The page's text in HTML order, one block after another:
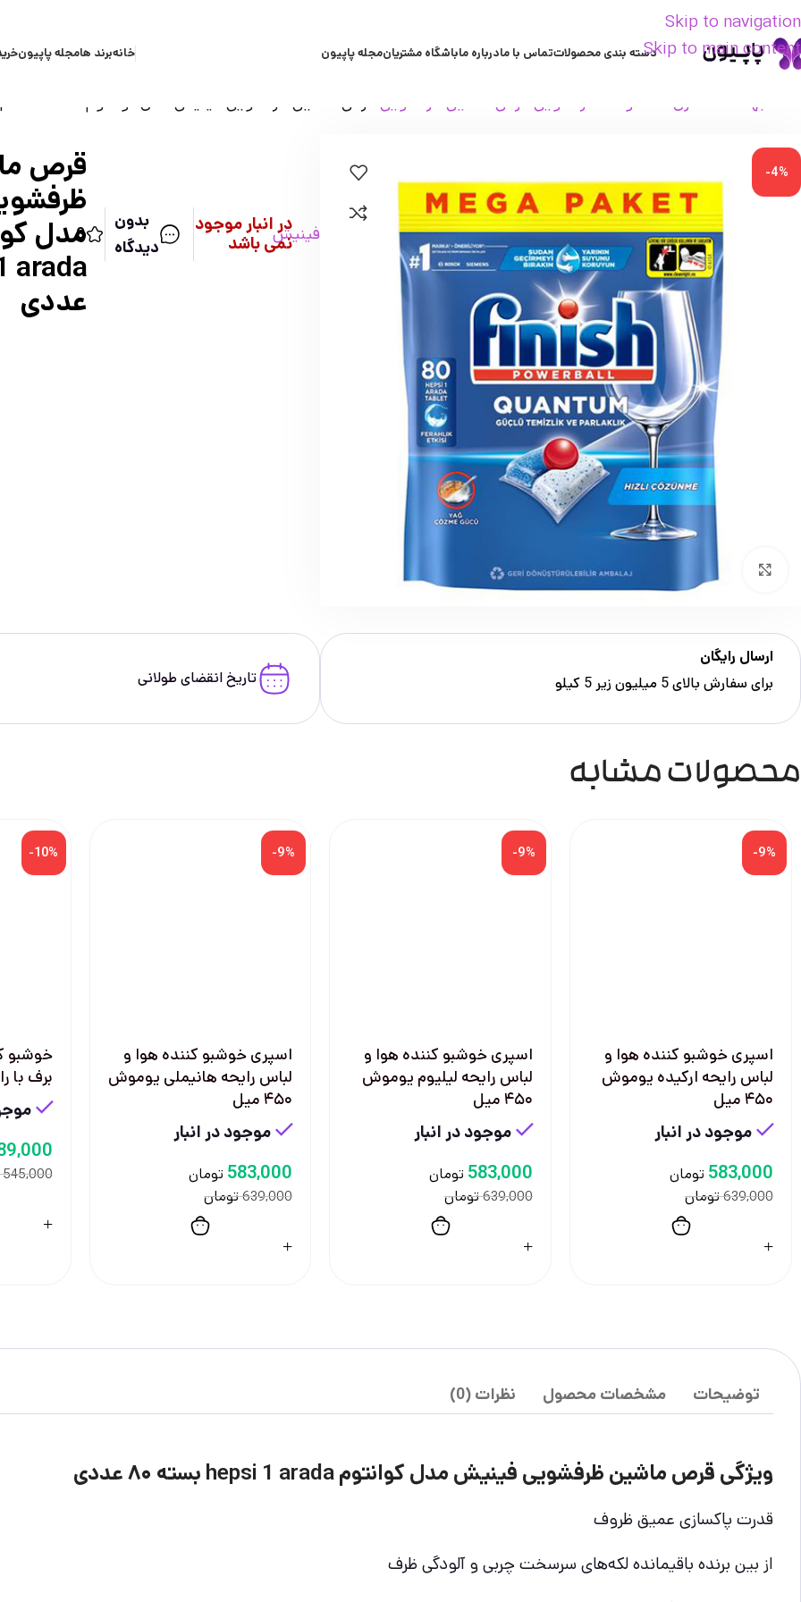
Skip to navigation
Skip to main contentدسته بندی محصولاتتماس با مادرباره ماباشگاه مشتریانمجله پاپیون خانهبرند هامجله پاپیون
بهداشت منزل محصولات ظرفشویی قرص ماشین ظرفشویی قرص ماشین ظرفشویی فینیش مدل کوانتوم hepsi 1 arada بسته ۸۰ عددی
-4%
بزرگنمایی تصویر
فینیشدر انبار موجود
نمی باشد
بدون
دیدگاه
0
قرص
عددی
ارسال رایگان
برای سفارش‌ بالای 5 میلیون زیر 5 کیلو
تاریخ انقضای طولانی
محصولات مشابه
-9%
اسپری خوشبو کننده هوا و
لباس رایحه ارکیده یوموش
۴۵۰ میل
موجود در انبار
639,000تومان
583,000 تومان
-9%
اسپری خوشبو کننده هوا و
لباس رایحه لیلیوم یوموش
۴۵۰ میل
موجود در انبار
639,000تومان
583,000 تومان
-9%
اسپری خوشبو کننده هوا و
لباس رایحه هانیملی یوموش
۴۵۰ میل
موجود در انبار
639,000تومان
583,000 تومان
-10%
خوشبو
برف با
545,000
توضیحات مشخصات محصول نظرات (0)
ویژگی قرص ماشین ظرفشویی فینیش مدل کوانتوم hepsi 1 arada بسته ۸۰ عددی
قدرت پاکسازی عمیق ظروف
از بین برنده باقیمانده لکه‌های سرسخت چربی و آلودگی ظرف